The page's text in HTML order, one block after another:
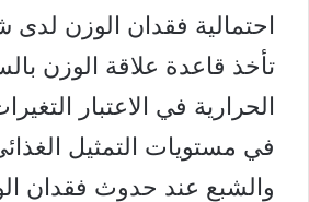
احتمالية فقدان الوزن
تأخذ قاعدة علاقة الوزن
الحرارية في الاعتبار
في مستويات التمثيل
والشبع عند حدوث فقدان